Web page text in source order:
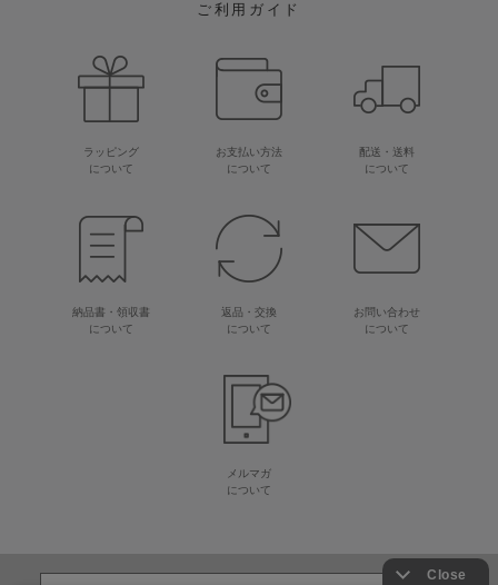
ご利用ガイド
ラッピング
について
お支払い方法
について
配送・送料
について
納品書・領収書
について
返品・交換
について
お問い合わせ
について
メルマガ
について